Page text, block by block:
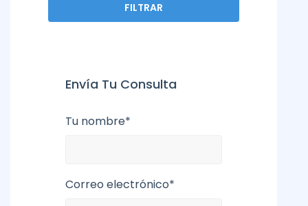
FILTRAR
Envía Tu Consulta
Tu nombre*
Correo electrónico*